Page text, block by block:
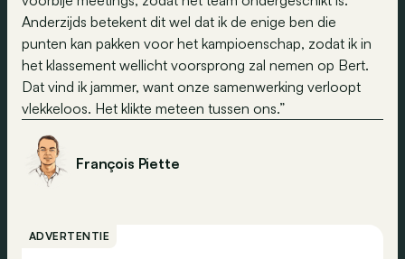
Anderzijds betekent dit wel dat ik de enige ben die
punten kan pakken voor het kampioenschap, zodat ik in
het klassement wellicht voorsprong zal nemen op Bert.
Dat vind ik jammer, want onze samenwerking verloopt
vlekkeloos. Het klikte meteen tussen ons.”
François Piette
ADVERTENTIE